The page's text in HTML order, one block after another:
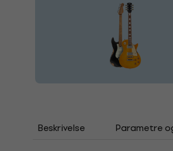
Beskrivelse Parametre